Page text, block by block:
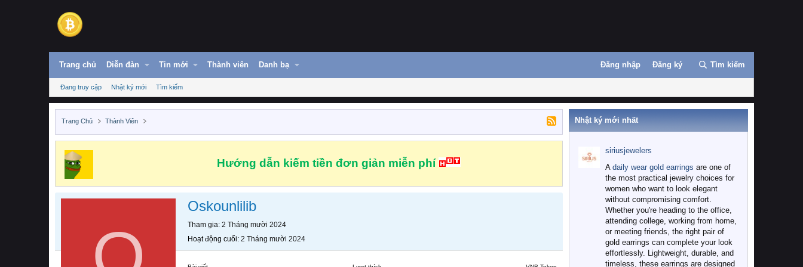
Trang chủ Diễn đàn Tin mới Thành viên Danh bạ Đăng nhập Đăng ký Tìm kiếm
Đang truy cập Nhật ký mới Tìm kiếm
Trang Chủ Thành Viên
Hướng dẫn kiếm tiền đơn giản miễn phí
Oskounlilib
Tham gia 2 Tháng mười 2024
Hoạt động cuối 2 Tháng mười 2024
Nhật ký mới nhất
siriusjewelers
A daily wear gold earrings are one of
the most practical jewelry choices for
women who want to look elegant
without compromising comfort.
Whether you're heading to the office,
attending college, working from home,
or meeting friends, the right pair of
gold earrings can complete your look
effortlessly. Lightweight, durable, and
timeless, these earrings are designed